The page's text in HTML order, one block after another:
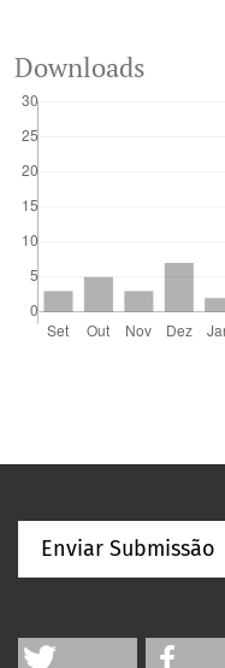
Downloads
Enviar Submissão